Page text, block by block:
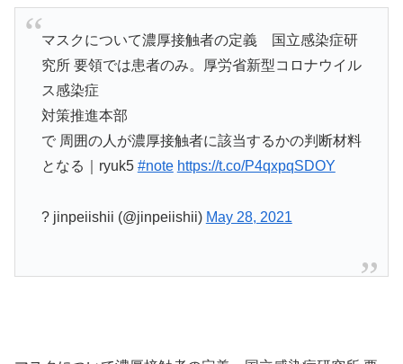
マスクについて濃厚接触者の定義 国立感染症研
究所 要領では患者のみ。厚労省新型コロナウイル
ス感染症
対策推進本部
で 周囲の人が濃厚接触者に該当するかの判断材料
となる｜ryuk5 #note https://t.co/P4qxpqSDOY
? jinpeiishii (@jinpeiishii) May 28, 2021